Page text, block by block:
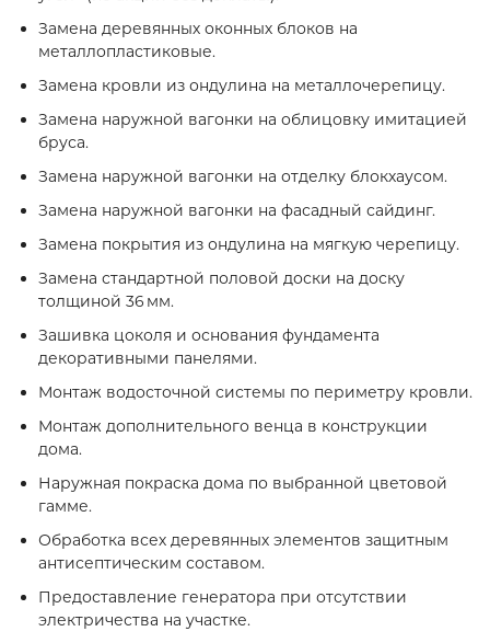
Замена деревянных оконных блоков на
металлопластиковые.
Замена кровли из ондулина на металлочерепицу.
Замена наружной вагонки на облицовку имитацией
бруса.
Замена наружной вагонки на отделку блокхаусом.
Замена наружной вагонки на фасадный сайдинг.
Замена покрытия из ондулина на мягкую черепицу.
Замена стандартной половой доски на доску
толщиной 36 мм.
Зашивка цоколя и основания фундамента
декоративными панелями.
Монтаж водосточной системы по периметру кровли.
Монтаж дополнительного венца в конструкции
дома.
Наружная покраска дома по выбранной цветовой
гамме.
Обработка всех деревянных элементов защитным
антисептическим составом.
Предоставление генератора при отсутствии
электричества на участке.